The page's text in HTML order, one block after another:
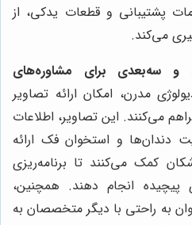
پشتیبانی و قطعات یدکی، از
می‌کند.
و سه‌بعدی برای مشاوره‌های
مدرن، امکان ارائه تصاویر
می‌کنند. این تصاویر، اطلاعات
دندان‌ها و استخوان فک ارائه
کمک می‌کنند تا برنامه‌ریزی
پیچیده انجام دهند. همچنین،
به راحتی با دیگر متخصصان به